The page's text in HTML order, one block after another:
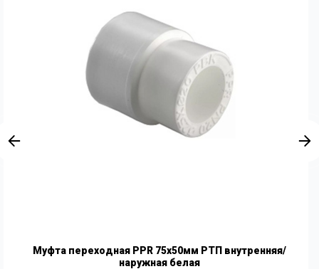
Муфта переходная PPR 75х50мм РТП внутренняя/
наружная белая